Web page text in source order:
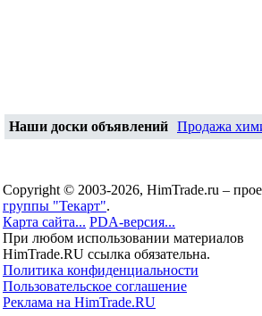
Наши доски объявлений Продажа
Copyright © 2003-2026, HimTrade.ru –
группы "Текарт".
Карта сайта... PDA-версия...
При любом использовании материалов
HimTrade.RU ссылка обязательна.
Политика конфиденциальности
Пользовательское соглашение
Реклама на HimTrade.RU